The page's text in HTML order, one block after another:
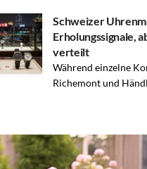
Schweizer
Erholungssignale,
verteilt
Während einzelne
Richemont und